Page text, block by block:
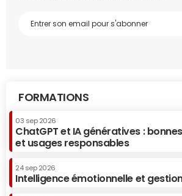
FORMATIONS
03 sep 2026
ChatGPT et IA génératives :
et usages responsables
24 sep 2026
Intelligence émotionnelle et